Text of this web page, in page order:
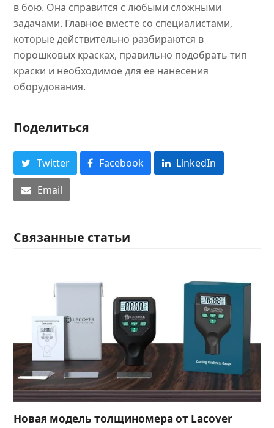
в бою. Она справится с любыми сложными
задачами. Главное вместе со специалистами,
которые действительно разбираются в
порошковых красках, правильно подобрать тип
краски и необходимое для ее нанесения
оборудования.
Поделиться
Twitter Facebook
LinkedIn
Email
Связанные статьи
Новая модель толщиномера от Lacover